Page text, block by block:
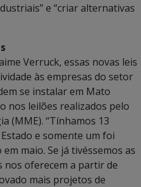
e “criar alternativas
Verruck, essas novas leis
às empresas do setor
se instalar em Mato
nos leilões realizados pelo
(MME). “Tínhamos 13
e somente um foi
maio. Se já tivéssemos as
nos oferecem a partir de
mais projetos de